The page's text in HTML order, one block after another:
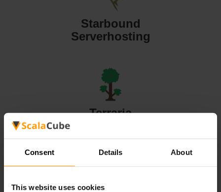
Consent Details About
This website uses cookies
Starbound
Serverhosting
Terraria